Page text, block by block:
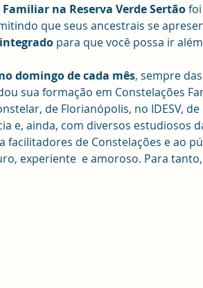
na Reserva Verde Sertão foi
que seus ancestrais se
para que você possa ir
domingo de cada mês, sempre
sua formação em Constelações
de Florianópolis, no IDESV,
e, ainda, com diversos estudiosos
facilitadores de Constelações e ao
experiente  e amoroso. Para